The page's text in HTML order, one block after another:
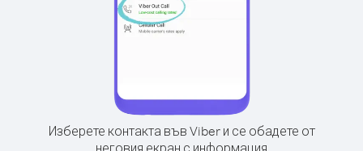
Изберете контакта във Viber и се обадете от
неговия екран с информация